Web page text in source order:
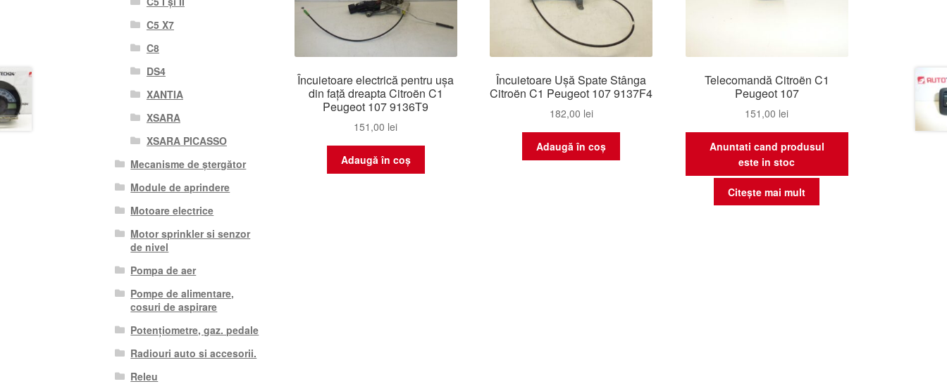
Încuietoare electrică pentru ușa
din față dreapta Citroën C1
Peugeot 107 9136T9
151,00 lei
Adaugă în coș
Încuietoare Ușă Spate Stânga
Citroën C1 Peugeot 107 9137F4
182,00 lei
Adaugă în coș
Telecomandă Citroën C1
Peugeot 107
151,00 lei
Anuntati cand produsul
este in stoc
Citește mai mult
C5 X7
C8
DS4
XANTIA
XSARA
XSARA PICASSO
Mecanisme de ștergător
Module de aprindere
Motoare electrice
Motor sprinkler si senzor
de nivel
Pompa de aer
Pompe de alimentare,
cosuri de aspirare
Potențiometre, gaz. pedale
Radiouri auto si accesorii.
Releu